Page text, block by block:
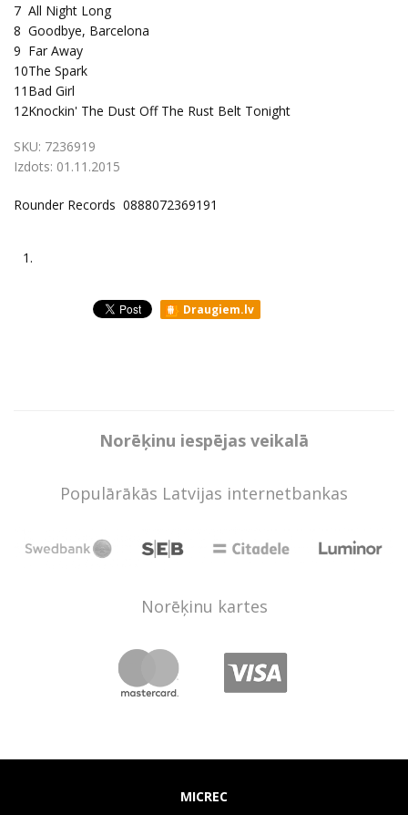
7 All Night Long
8 Goodbye, Barcelona
9 Far Away
10The Spark
11 Bad Girl
12Knockin' The Dust Off The Rust Belt Tonight
SKU: 7236919
Izdots: 01.11.2015
Rounder Records 0888072369191
1.
Draugiem.lv
Norēķinu iespējas veikalā
Populārākās Latvijas internetbankas
Norēķinu kartes
MICREC